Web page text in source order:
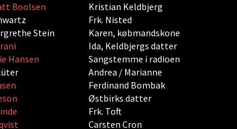
Boolsen
Kristian Keldbjerg
Frk. Nisted
Stein
Karen, købmandskone
Ida, Keldbjergs datter
Hansen
Sangstemme i radioen
Andrea / Marianne
Ferdinand Bombak
Østbirks datter
Frk. Toft
Carsten Cron